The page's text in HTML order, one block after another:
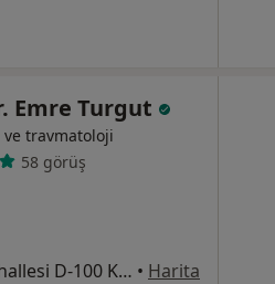
Emre Turgut
travmatoloji
58 görüş
Mimar Sinan Merkez Mahallesi D-100 Karayolu Caddesi No: 62, İstanbul • Harita